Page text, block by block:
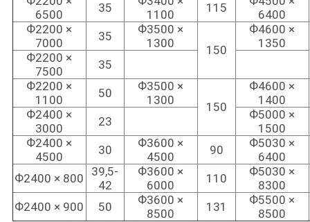
6500
35
1100
115
6400
Ф2200 ×
7000
35
Ф3500 ×
1300
150
Ф4600 ×
1350
Ф2200 ×
7500
35
Ф2200 ×
1100
50
Ф3500 ×
1300
150
Ф4600 ×
1400
Ф2400 ×
3000
23
Ф5000 ×
1500
Ф2400 ×
4500
30
Ф3600 ×
4500
90
Ф5030 ×
6400
Ф2400 × 800
39,5-
42
Ф3600 ×
6000
110
Ф5030 ×
8300
Ф2400 × 900
50
Ф3600 ×
8500
131
Ф5500 ×
8500